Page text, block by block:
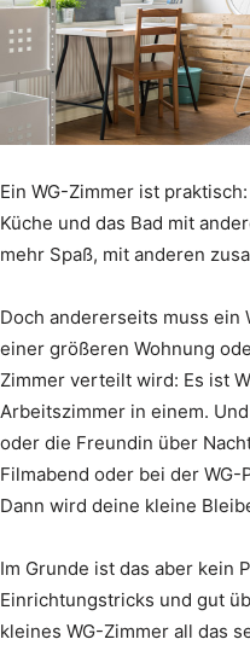
Ein WG-Zimmer ist
Küche und das Bad mit
mehr Spaß, mit anderen
Doch andererseits muss ein
einer größeren Wohnung
Zimmer verteilt wird: Es ist
Arbeitszimmer in einem.
oder die Freundin über
Filmabend oder bei der
Dann wird deine kleine
Im Grunde ist das aber kein
Einrichtungstricks und gut
kleines WG-Zimmer all das